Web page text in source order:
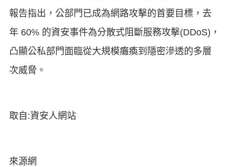
報告指出，公部門已成為網路攻擊的首要目標，去
年 60% 的資安事件為分散式阻斷服務攻擊(DDoS)，
凸顯公私部門面臨從大規模癱瘓到隱密滲透的多層
次威脅。
取自:資安人網站
來源網